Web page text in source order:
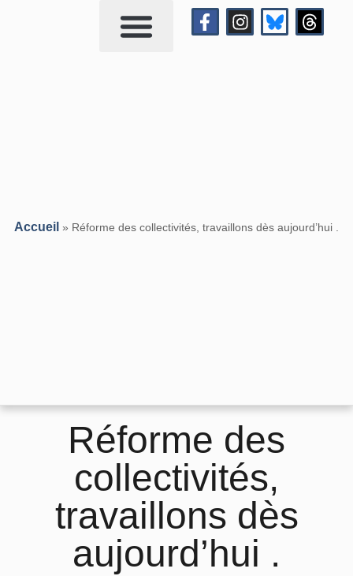
Accueil » Réforme des collectivités, travaillons dès aujourd’hui .
Réforme des
collectivités,
travaillons dès
aujourd’hui .